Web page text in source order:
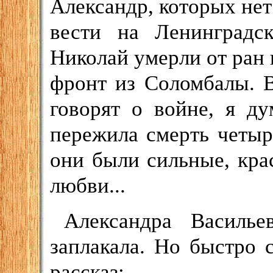
Александр, которых
вести на
Николай умерли от ран
фронт из Соломбалы.
говорят о войне, я
пережила смерть
они были сильные,
любви...
Александра
заплакала. Но быстро